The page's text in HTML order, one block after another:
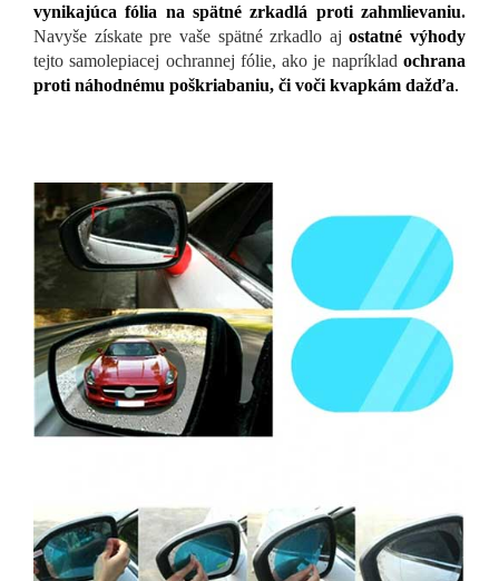
vynikajúca fólia na spätné zrkadlá proti zahmlievaniu.
Navyše získate pre vaše spätné zrkadlo ajostatné výhody
tejto samolepiacej ochrannej fólie, ako je napríklad ochrana
proti náhodnému poškriabaniu, či voči kvapkám dažďa.